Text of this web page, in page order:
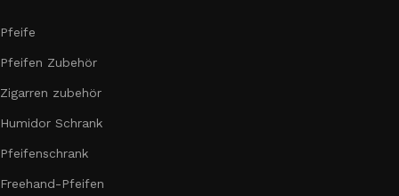
Pfeife
Pfeifen Zubehör
Zigarren zubehör
Humidor Schrank
Pfeifenschrank
Freehand-Pfeifen